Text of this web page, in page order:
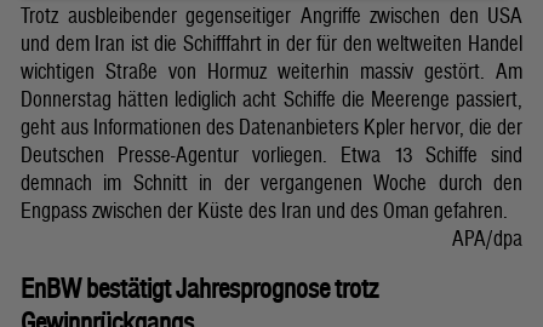
Trotz ausbleibender gegenseitiger Angriffe zwischen den USA
und dem Iran ist die Schifffahrt in der für den weltweiten Handel
wichtigen Straße von Hormuz weiterhin massiv gestört. Am
Donnerstag hätten lediglich acht Schiffe die Meerenge passiert,
geht aus Informationen des Datenanbieters Kpler hervor, die der
Deutschen Presse-Agentur vorliegen. Etwa 13 Schiffe sind
demnach im Schnitt in der vergangenen Woche durch den
Engpass zwischen der Küste des Iran und des Oman gefahren.
APA/dpa
EnBW bestätigt Jahresprognose trotz